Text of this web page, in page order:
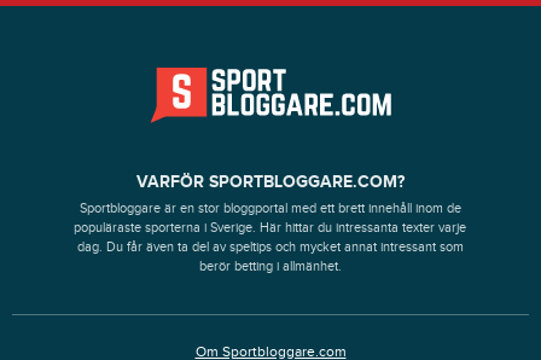
VARFÖR SPORTBLOGGARE.COM?
Sportbloggare är en stor bloggportal med ett brett innehåll inom de
populäraste sporterna i Sverige. Här hittar du intressanta texter varje
dag. Du får även ta del av speltips och mycket annat intressant som
berör betting i allmänhet.
Om Sportbloggare.com